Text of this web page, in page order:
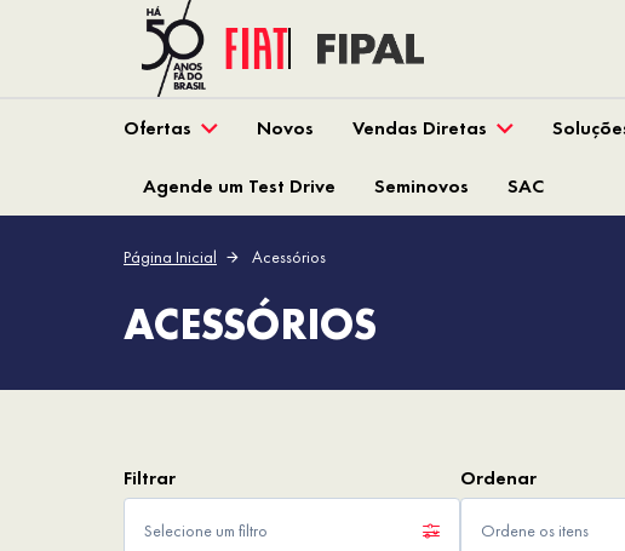
Ofertas Novos Vendas Diretas
Agende um Test Drive Seminovos SAC
Página Inicial Acessórios
ACESSÓRIOS
Selecione um filtro Ordene os itens